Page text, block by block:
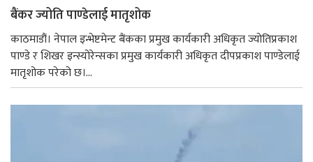
बैंकर ज्योति पाण्डेलाई मातृशोक
काठमाडौं। नेपाल इन्भेष्टमेन्ट बैंकका प्रमुख कार्यकारी अधिकृत ज्योतिप्रकाश
पाण्डे र शिखर इन्स्योरेन्सका प्रमुख कार्यकारी अधिकृत दीपप्रकाश पाण्डेलाई
मातृशोक परेको छ।...